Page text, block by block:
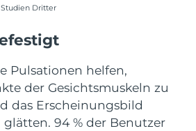
Dritter
Pulsationen helfen,
der Gesichtsmuskeln zu
das Erscheinungsbild
94 % der Benutzer
Erwartete Lieferung8/12/26
Erwartete Lieferung8/12/26